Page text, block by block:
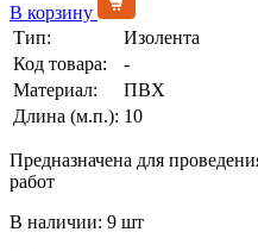
В корзину
Тип:
Изолента
Код товара:
-
Материал:
ПВХ
Длина (м.п.): 10
Предназначена для
работ
В наличии: 9 шт